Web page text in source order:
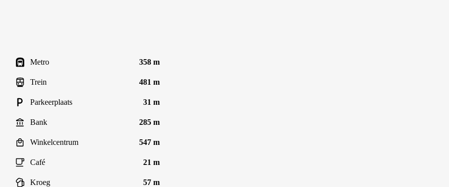
Metro 358 m
Trein 481 m
Parkeerplaats 31 m
Bank 285 m
Winkelcentrum 547 m
Café 21 m
Kroeg 57 m